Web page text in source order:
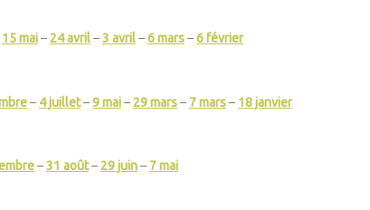
15 mai– 24 avril–3 avril–6 mars–6 février
– 4 juillet–9 mai– 29 mars– 7 mars– 18 janvier
–31 août– 29 juin– 7 mai